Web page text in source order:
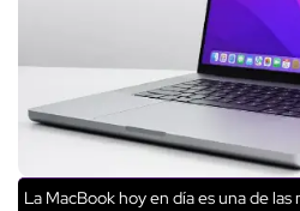
La MacBook hoy en día es una de